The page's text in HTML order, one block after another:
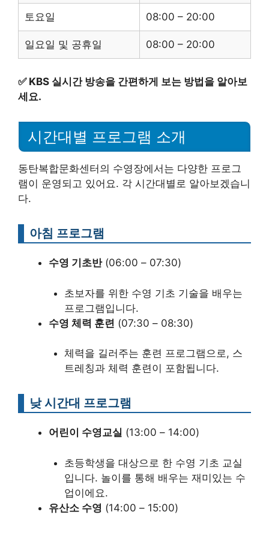
토요일 08:00 – 20:00
일요일 및 공휴일 08:00 – 20:00
✅ KBS 실시간 방송을 간편하게 보는 방법을 알아보
세요.
시간대별 프로그램 소개
동탄복합문화센터의 수영장에서는 다양한 프로그
램이 운영되고 있어요. 각 시간대별로 알아보겠습니
다.
아침 프로그램
수영 기초반(06:00 – 07:30)
초보자를 위한 수영 기초 기술을 배우는
프로그램입니다.
수영 체력 훈련 (07:30 – 08:30)
체력을 길러주는 훈련 프로그램으로, 스
트레칭과 체력 훈련이 포함됩니다.
낮 시간대 프로그램
어린이 수영교실 (13:00 – 14:00)
초등학생을 대상으로 한 수영 기초 교실
입니다. 놀이를 통해 배우는 재미있는 수
업이에요.
유산소 수영 (14:00 – 15:00)